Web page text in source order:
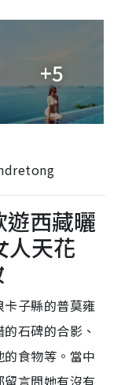
+5
遊西藏曬
人天花
子縣的普莫雍
石碑的合影、
食物等。當中